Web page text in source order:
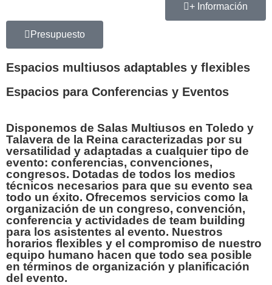
+ Información
Presupuesto
Espacios multiusos adaptables y flexibles
Espacios para Conferencias y Eventos
Disponemos de Salas Multiusos en Toledo y
Talavera de la Reina caracterizadas por su
versatilidad y adaptadas a cualquier tipo de
evento: conferencias, convenciones,
congresos. Dotadas de todos los medios
técnicos necesarios para que su evento sea
todo un éxito. Ofrecemos servicios como la
organización de un congreso, convención,
conferencia y actividades de team building
para los asistentes al evento. Nuestros
horarios flexibles y el compromiso de nuestro
equipo humano hacen que todo sea posible
en términos de organización y planificación
del evento.